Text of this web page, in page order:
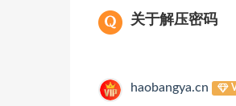
关于解压密码
haobangya.cn